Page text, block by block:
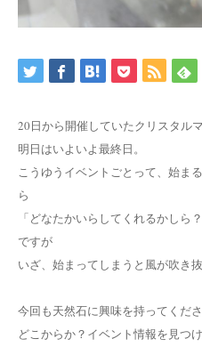
20日から開催していたクリスタル
明日はいよいよ最終日。
こうゆうイベントごとって、始ま
ら
「どなたかいらしてくれるかしら
ですが
いざ、始まってしまうと風が吹き
今回も天然石に興味を持ってくだ
どこからか？イベント情報を見つ